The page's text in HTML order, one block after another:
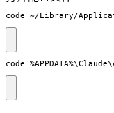
code ~/Library/
code %APPDATA%\Claude\